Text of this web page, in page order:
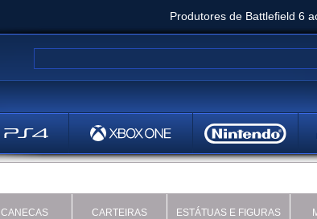
Produtores de Battlefield 6
Clair Obscur: Expedition 33 já
CANECAS CARTEIRAS ESTÁTUAS E FIGURAS